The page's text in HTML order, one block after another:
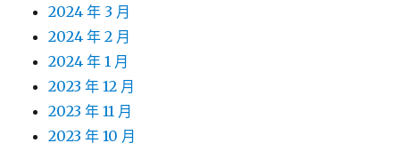
2024 年 3 月
2024 年 2 月
2024 年 1 月
2023 年 12 月
2023 年 11 月
2023 年 10 月